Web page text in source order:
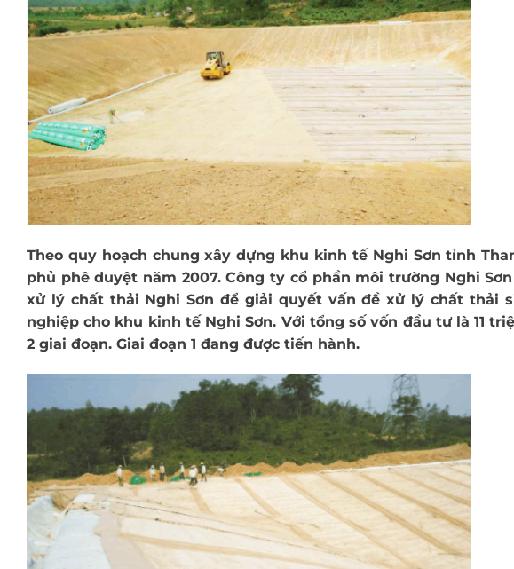
Theo quy hoạch chung xây dựng khu kinh tế Nghi Sơn tỉnh
phủ phê duyệt năm 2007. Công ty cổ phần môi trường Nghi
xử lý chất thải Nghi Sơn để giải quyết vấn đề xử lý chất thải
nghiệp cho khu kinh tế Nghi Sơn. Với tổng số vốn đầu tư là 11
2 giai đoạn. Giai đoạn 1 đang được tiến hành.